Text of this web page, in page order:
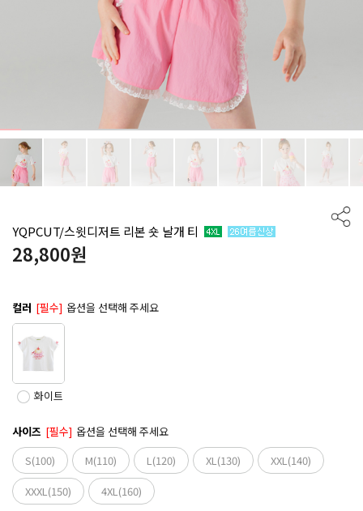
YQPCUT/스윗디저트 리본 숏 날개 티
28,800원
컬러 [필수] 옵션을 선택해 주세요
화이트
사이즈 [필수] 옵션을 선택해 주세요
S(100)
M(110) L(120) XL(130)
XXL(140)
XXXL(150)
4XL(160)